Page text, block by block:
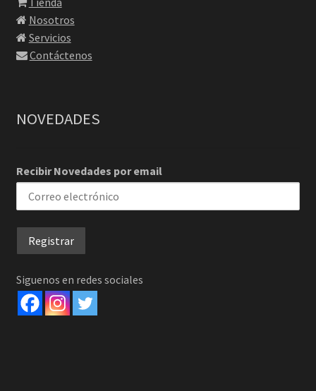
Nosotros
Servicios
Contáctenos
NOVEDADES
Recibir Novedades por email
Siguenos en redes sociales